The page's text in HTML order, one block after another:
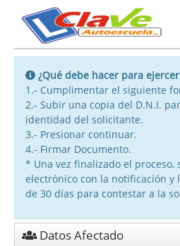
¿Qué debe hacer para
1.- Cumplimentar el siguiente
2.- Subir una copia del D.N.I.
identidad del solicitante.
3.- Presionar continuar.
4.- Firmar Documento.
* Una vez finalizado el proceso,
electrónico con la notificación y
de 30 días para contestar a la
Datos Afectado